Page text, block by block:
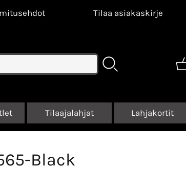
Tilaa asiakaskirje
Tilaajalahjat Lahjakortit
Black